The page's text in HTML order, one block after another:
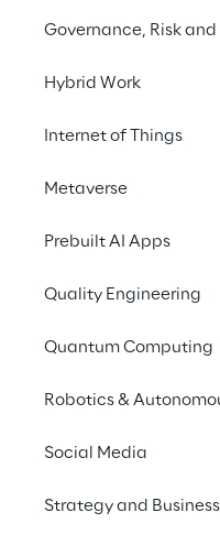
Governance, Risk
Hybrid Work
Internet of Things
Metaverse
Prebuilt AI Apps
Quality Engineering
Quantum Computing
Robotics &
Social Media
Strategy and
desafios
IA agente
conformidade
abordagem